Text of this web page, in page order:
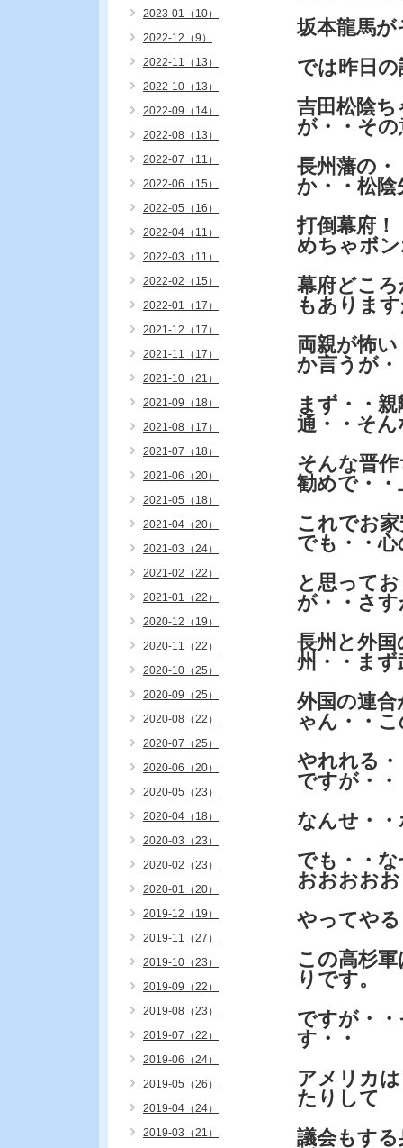
坂本龍馬
では昨日
吉田松陰
が・・そ
長州藩の
か・・松
打倒幕府
めちゃボ
幕府どこ
もありま
両親が怖
か言うが・
まず・・
通・・そ
そんな晋
勧めで・
これでお
でも・・
と思って
が・・さ
長州と外
州・・ま
外国の連
ゃん・・
やれれる
ですが・・
なんせ・
でも・・
おおおおお
やってや
この高杉
りです。
ですが・
す・・
アメリカ
たりして
議会もす
2023-01（10）
2022-12（9）
2022-11（13）
2022-10（13）
2022-09（14）
2022-08（13）
2022-07（11）
2022-06（15）
2022-05（16）
2022-04（11）
2022-03（11）
2022-02（15）
2022-01（17）
2021-12（17）
2021-11（17）
2021-10（21）
2021-09（18）
2021-08（17）
2021-07（18）
2021-06（20）
2021-05（18）
2021-04（20）
2021-03（24）
2021-02（22）
2021-01（22）
2020-12（19）
2020-11（22）
2020-10（25）
2020-09（25）
2020-08（22）
2020-07（25）
2020-06（20）
2020-05（23）
2020-04（18）
2020-03（23）
2020-02（23）
2020-01（20）
2019-12（19）
2019-11（27）
2019-10（23）
2019-09（22）
2019-08（23）
2019-07（22）
2019-06（24）
2019-05（26）
2019-04（24）
2019-03（21）